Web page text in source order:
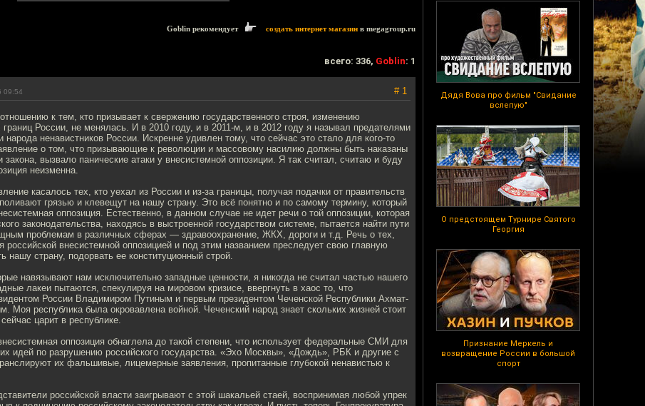
Дядя Вова про фильм "Свидание
вслепую"
О предстоящем Турнире Святого
Георгия
Признание Меркель и
возвращение России в большой
спорт
Goblin рекомендует создать интернет магазин в megagroup.ru
всего: 336, Goblin: 1
09:54 # 1
к тем, кто призывает к свержению государственного строя, изменению
границ России, не менялась. И в 2010 году, и в 2011-м, и в 2012 году я называл предателями
народа ненавистников России. Искренне удивлен тому, что сейчас это стало для кого-то
о том, что призывающие к революции и массовому насилию должны быть наказаны
закона, вызвало панические атаки у внесистемной оппозиции. Я так считал, считаю и буду
неизменна.
касалось тех, кто уехал из России и из-за границы, получая подачки от правительств
грязью и клевещут на нашу страну. Это всё понятно и по самому термину, который
оппозиция. Естественно, в данном случае не идет речи о той оппозиции, которая
законодательства, находясь в выстроенной государством системе, пытается найти пути
проблемам в различных сферах — здравоохранение, ЖКХ, дороги и т.д. Речь о тех,
российской внесистемной оппозицией и под этим названием преследует свою главную
нашу страну, подорвать ее конституционный строй.
навязывают нам исключительно западные ценности, я никогда не считал частью нашего
лакеи пытаются, спекулируя на мировом кризисе, ввергнуть в хаос то, что
России Владимиром Путиным и первым президентом Чеченской Республики Ахмат-
Моя республика была окровавлена войной. Чеченский народ знает скольких жизней стоит
царит в республике.
оппозиция обнаглела до такой степени, что использует федеральные СМИ для
идей по разрушению российского государства. «Эхо Москвы», «Дождь», РБК и другие с
их фальшивые, лицемерные заявления, пропитанные глубокой ненавистью к
российской власти заигрывают с этой шакальей стаей, воспринимая любой упрек